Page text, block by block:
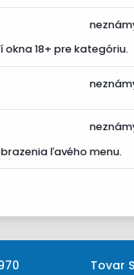
18+ pre kategóriu.
ľavého menu.
Tovar